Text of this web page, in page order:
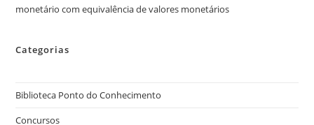
monetário com equivalência de valores monetários
Categorias
Biblioteca Ponto do Conhecimento
Concursos